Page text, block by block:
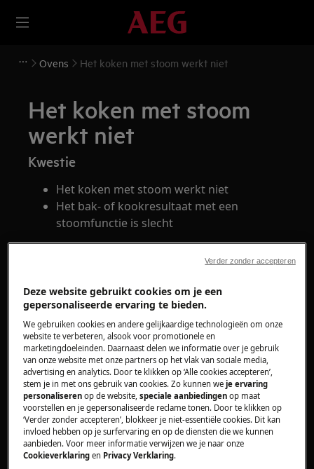
Ovens Het koken met stoom werkt niet
Het koken met stoom
werkt niet
Kwestie
Het koken met stoom werkt niet
Het bak- of kookresultaat met een
stoomfunctie is slecht
1. Vul het waterreservoir.
2. Controleer de opening van de stoominlaat.
Verwijder de kalk die het gat blokkeert.
3. Start voor het beste resultaat altijd een
stoomfunctie in de koude oven.
Als de oven eerder is gebruikt, laat hem dan
afkoelen tot kamertemperatuur. Laat de deur
Deze website gebruikt cookies om je een
gepersonaliseerde ervaring te bieden.
We gebruiken cookies en andere gelijkaardige technologieën om onze
website te verbeteren, alsook voor promotionele en
marketingdoeleinden. Daarnaast delen we informatie over je gebruik
van onze website met onze partners op het vlak van sociale media,
advertising en analytics. Door te klikken op ‘Alle cookies accepteren’,
stem je in met ons gebruik van cookies. Zo kunnen weje ervaring
personaliseren op de website,speciale aanbiedingen op maat
voorstellen en je gepersonaliseerde reclame tonen. Door te klikken op
‘Verder zonder accepteren’, blokkeer je niet-essentiële cookies. Dit kan
invloed hebben op je surfervaring en op de diensten die we kunnen
aanbieden. Voor meer informatie verwijzen we je naar onze
Cookieverklaring en Privacy Verklaring.
Verder zonder accepteren